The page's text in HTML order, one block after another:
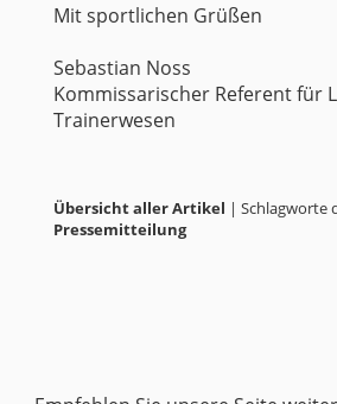
Mit sportlichen Grüßen
Sebastian Noss
Kommissarischer Referent für
Trainerwesen
Übersicht aller Artikel | Schlagworte
Pressemitteilung